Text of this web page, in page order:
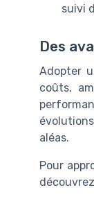
suivi
Des
Adopter
coûts,
aléas.
Pour
découvrez